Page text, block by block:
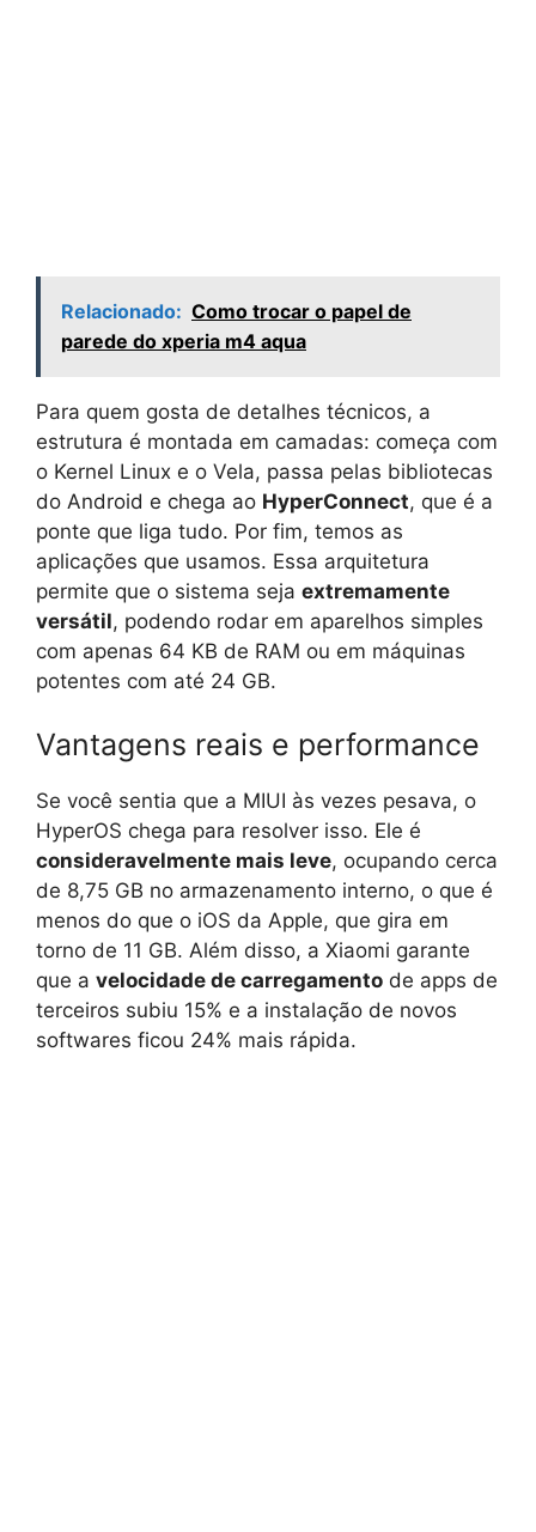
Relacionado: Como trocar o papel de
parede do xperia m4 aqua
Para quem gosta de detalhes técnicos, a
estrutura é montada em camadas: começa com
o Kernel Linux e o Vela, passa pelas bibliotecas
do Android e chega ao HyperConnect, que é a
ponte que liga tudo. Por fim, temos as
aplicações que usamos. Essa arquitetura
permite que o sistema seja extremamente
versátil, podendo rodar em aparelhos simples
com apenas 64 KB de RAM ou em máquinas
potentes com até 24 GB.
Vantagens reais e performance
Se você sentia que a MIUI às vezes pesava, o
HyperOS chega para resolver isso. Ele é
consideravelmente mais leve, ocupando cerca
de 8,75 GB no armazenamento interno, o que é
menos do que o iOS da Apple, que gira em
torno de 11 GB. Além disso, a Xiaomi garante
que a velocidade de carregamento de apps de
terceiros subiu 15% e a instalação de novos
softwares ficou 24% mais rápida.